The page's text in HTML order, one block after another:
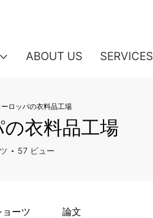
ABOUT US SERVICES
ーロッパの衣料品工場
衣料品工場
57 ビュー
ョーツ 論文